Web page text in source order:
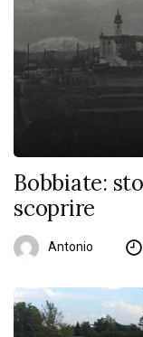
Bobbiate:
scoprire
Antonio